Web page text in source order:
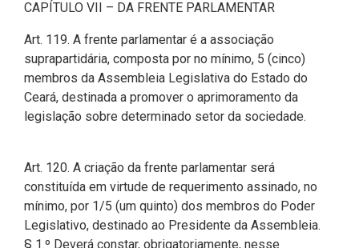
CODINS
Comitê de Gestão Estratégica -
COGE
Comunicação Legislativa
Célula de Fotografia
Célula de Assessoria de
Comunicação
Célula de Projetos Especiais
Coordenadoria de Polícia
Centro de Estudos e Atividades
Divisas Territoriais do Ceará
Comitê de Prevenção e
Combate à Violência
Comitê de Responsabilidade
Social
Gestão Ambiental
Departamento de Saúde e
Assistência Social
Defesa Social
Des. Regional, Recursos Hí­
dricos, Minas e Pesca
Direitos Humanos e Cidadania
Fiscalização e Controle
Indústria, Desenvolvimento
Econômico e Comércio
Consultoria Legislativa
Votações Nominais
Medalhas e comendas da Alece
Mapa de Leis Históricas
Utilidade pública
Políticas Institucionais
CAPÍTULO VII – DA FRENTE PARLAMENTAR
Art. 119. A frente parlamentar é a associação
suprapartidária, composta por no mínimo, 5 (cinco)
membros da Assembleia Legislativa do Estado do
Ceará, destinada a promover o aprimoramento da
legislação sobre determinado setor da sociedade.
Art. 120. A criação da frente parlamentar será
constituída em virtude de requerimento assinado, no
mínimo, por 1/5 (um quinto) dos membros do Poder
Legislativo, destinado ao Presidente da Assembleia.
§ 1.º Deverá constar, obrigatoriamente, nesse